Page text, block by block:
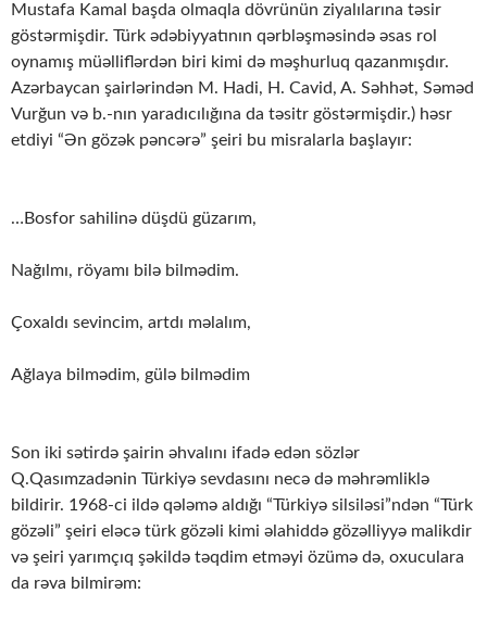
Mustafa Kamal başda olmaqla dövrünün ziyalılarına təsir
göstərmişdir. Türk ədəbiyyatının qərbləşməsində əsas rol
oynamış müəlliflərdən biri kimi də məşhurluq qazanmışdır.
Azərbaycan şairlərindən M. Hadi, H. Cavid, A. Səhhət, Səməd
Vurğun və b.-nın yaradıcılığına da təsitr göstərmişdir.) həsr
etdiyi “Ən gözək pəncərə” şeiri bu misralarla başlayır:
…Bosfor sahilinə düşdü güzarım,
Nağılmı, röyamı bilə bilmədim.
Çoxaldı sevincim, artdı məlalım,
Ağlaya bilmədim, gülə bilmədim
Son iki sətirdə şairin əhvalını ifadə edən sözlər
Q.Qasımzadənin Türkiyə sevdasını necə də məhrəmliklə
bildirir. 1968-ci ildə qələmə aldığı “Türkiyə silsiləsi”ndən “Türk
gözəli” şeiri eləcə türk gözəli kimi əlahiddə gözəlliyyə malikdir
və şeiri yarımçıq şəkildə təqdim etməyi özümə də, oxuculara
da rəva bilmirəm: